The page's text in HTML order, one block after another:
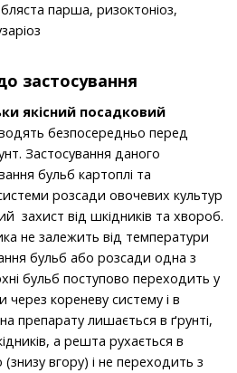
парша, ризоктоніоз,
застосування
якісний посадковий
безпосередньо перед
Застосування даного
бульб картоплі та
розсади овочевих культур
захист від шкідників та хвороб.
не залежить від температури
бульб або розсади одна з
бульб поступово переходить у
через кореневу систему і в
препарату лишається в ґрунті,
а решта рухається в
вгору) і не переходить з